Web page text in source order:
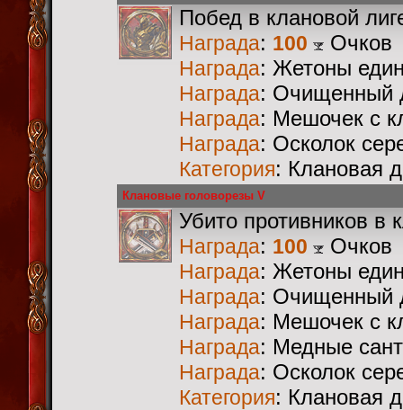
Побед в клановой
Награда: 100 Очков
Награда: Жетоны
Награда: Очищенный
Награда: Мешочек с
Награда: Осколок
Категория: Клановая
Клановые головорезы V
Убито противников в
Награда: 100 Очков
Награда: Жетоны
Награда: Очищенный
Награда: Мешочек с
Награда: Медные
Награда: Осколок
Категория: Клановая